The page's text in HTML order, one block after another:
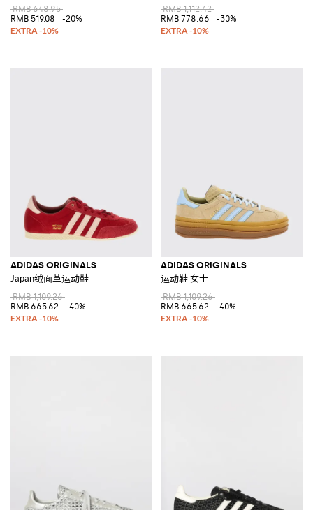
RMB 648.95
RMB 519.08
-20%
RMB 1,112.42
RMB 778.66
-30%
ADIDAS ORIGINALS
Japan绒面革运动鞋
RMB 1,109.26
RMB 665.62
-40%
ADIDAS ORIGINALS
运动鞋 女士
RMB 1,109.26
RMB 665.62
-40%